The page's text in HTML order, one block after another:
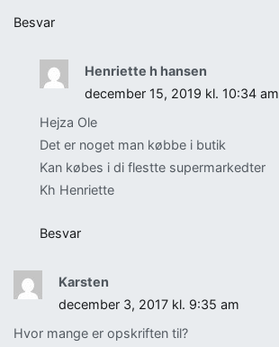
Besvar
Henriette h hansen
december 15, 2019 kl. 10:34 am
Hejza Ole
Det er noget man købbe i butik
Kan købes i di flestte supermarkedter
Kh Henriette
Besvar
Karsten
december 3, 2017 kl. 9:35 am
Hvor mange er opskriften til?